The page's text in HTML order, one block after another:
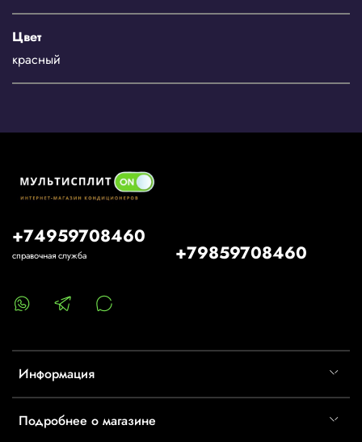
Цвет
красный
Информация
Подробнее о магазине
+74959708460
справочная служба +79859708460